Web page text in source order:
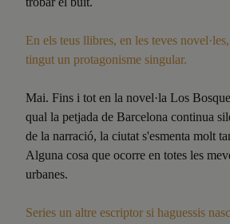
En els teus llibres, en les teves
tingut un protagonisme singular.
Mai. Fins i tot en la novel·la Los
qual la petjada de Barcelona continua
de la narració, la ciutat s'esmenta molt
Alguna cosa que ocorre en totes les
urbanes.
Series un altre escriptor si haguessis